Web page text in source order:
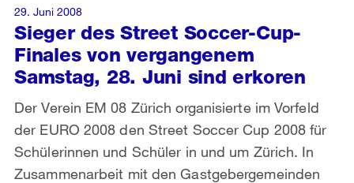
Sieger des Street Soccer-Cup-
Finales von vergangenem
Samstag, 28. Juni sind erkoren
Der Verein EM 08 Zürich organisierte im Vorfeld
der EURO 2008 den Street Soccer Cup 2008 für
Schülerinnen und Schüler in und um Zürich. In
Zusammenarbeit mit den Gastgebergemeinden
29. Juni 2008